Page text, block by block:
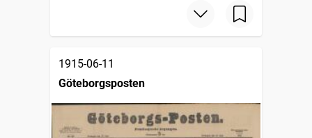
1915-06-11
Göteborgsposten